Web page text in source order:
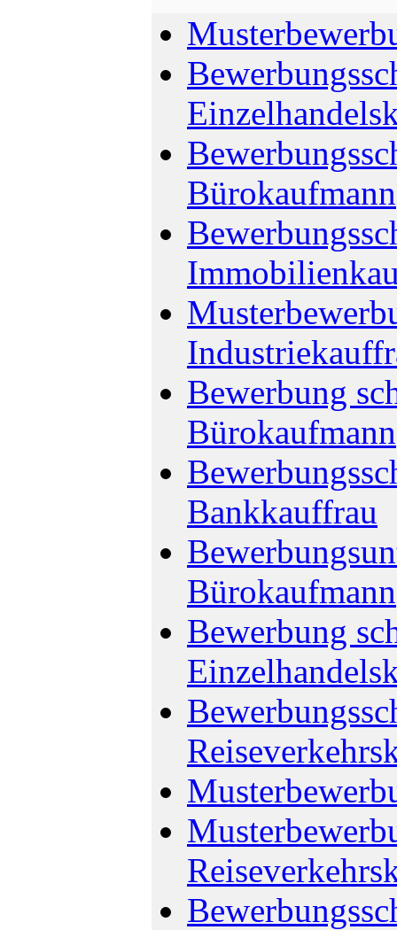
Bürokaufmann
Bewerbung
Bürokaufmann
Bankkauffrau
Bürokaufmann
Bewerbung